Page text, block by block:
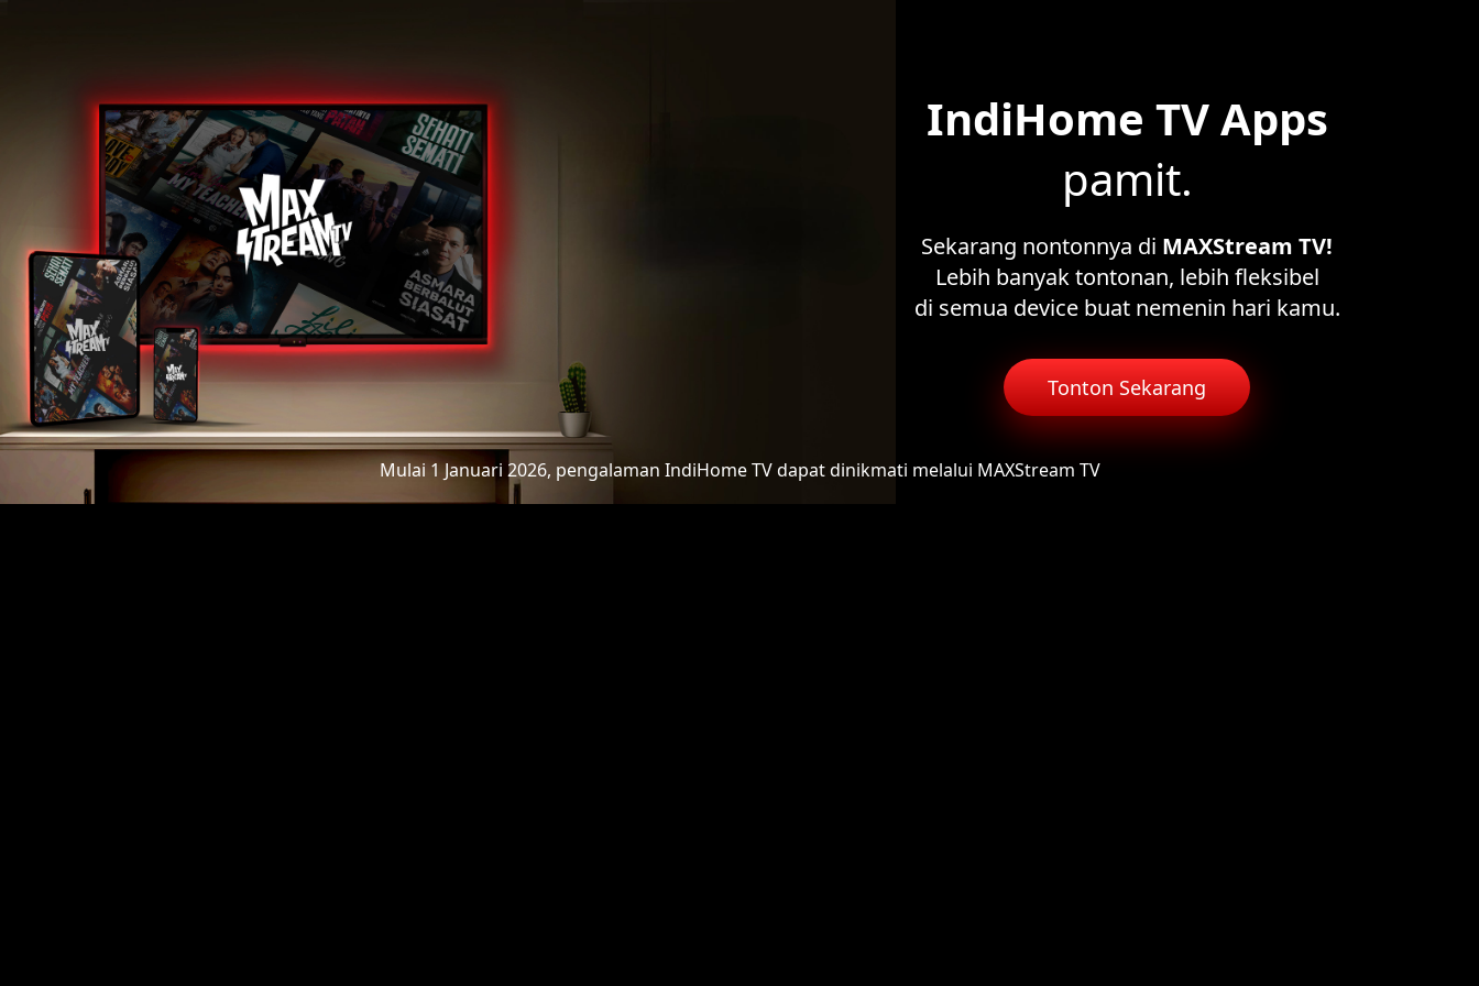
IndiHome TV Apps
pamit.
Sekarang nontonnya di MAXStream TV!
Lebih banyak tontonan, lebih fleksibel
di semua device buat nemenin hari kamu.
Tonton Sekarang
Mulai 1 Januari 2026, pengalaman IndiHome TVdapat dinikmati melalui MAXStream TV